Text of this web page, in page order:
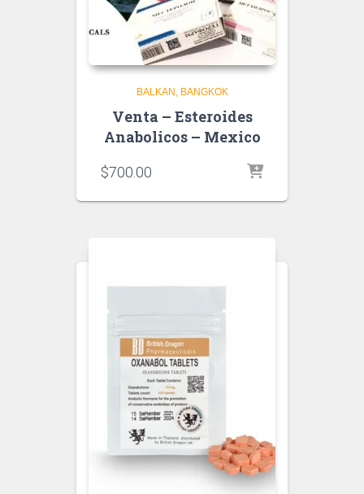
BALKAN BANGKOK
Venta – Esteroides
Anabolicos – Mexico
$700.00